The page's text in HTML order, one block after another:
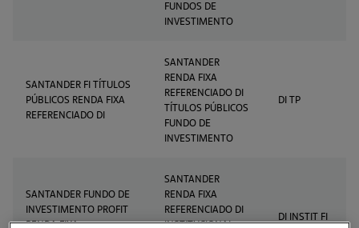
FUNDOS DE
INVESTIMENTO
SANTANDER FI TÍTULOS
PÚBLICOS RENDA FIXA
REFERENCIADO DI
SANTANDER
RENDA FIXA
REFERENCIADO DI
TÍTULOS PÚBLICOS
FUNDO DE
INVESTIMENTO
DI TP
SANTANDER FUNDO DE
INVESTIMENTO PROFIT
RENDA FIXA
SANTANDER
RENDA FIXA
REFERENCIADO DI
INSTITUCIONAL
DI INSTIT FI